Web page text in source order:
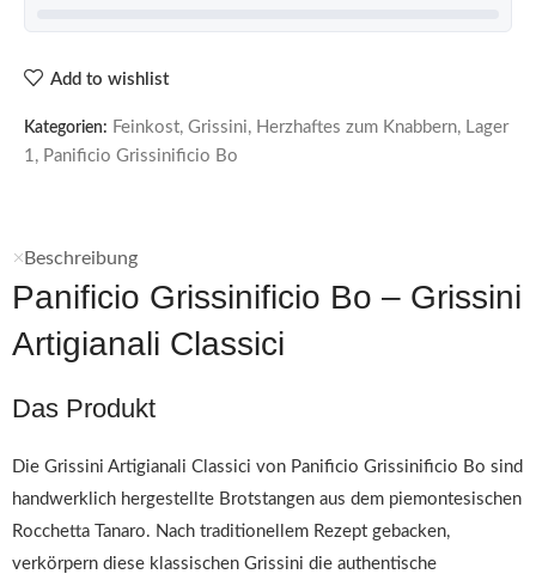
Add to wishlist
Kategorien: Feinkost, Grissini, Herzhaftes zum Knabbern, Lager
1, Panificio Grissinificio Bo
Beschreibung
Panificio Grissinificio Bo – Grissini
Artigianali Classici
Das Produkt
Die Grissini Artigianali Classici von Panificio Grissinificio Bo sind
handwerklich hergestellte Brotstangen aus dem piemontesischen
Rocchetta Tanaro. Nach traditionellem Rezept gebacken,
verkörpern diese klassischen Grissini die authentische